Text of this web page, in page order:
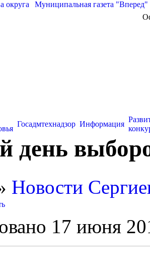
округа Муниципальная газета "Вперед"
Госадмтехнадзор Информация
день
Новости
17 июня